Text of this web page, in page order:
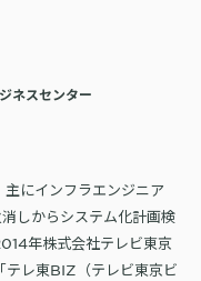
ネスセンター
にインフラエンジニア
しからシステム化計画検
年株式会社テレビ東京
テレ東BIZ（テレビ東京ビ